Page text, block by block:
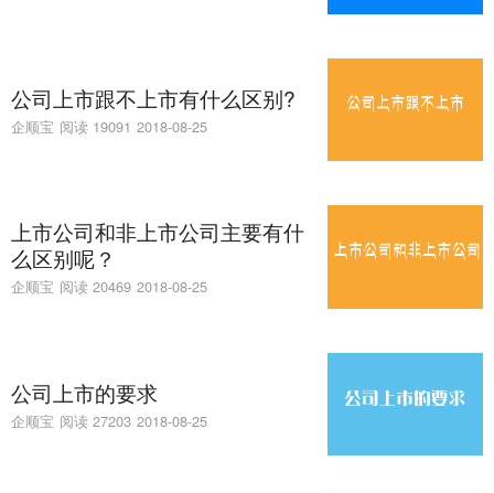
公司上市跟不上市有什么区别?
企顺宝 阅读 19091 2018-08-25
上市公司和非上市公司主要有什
么区别呢？
企顺宝 阅读 20469 2018-08-25
公司上市的要求
企顺宝 阅读 27203 2018-08-25